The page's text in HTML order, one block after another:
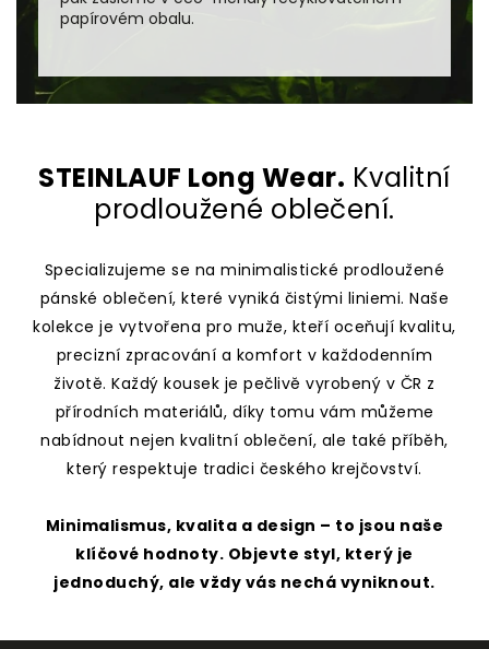
papírovém obalu.
STEINLAUF Long Wear. Kvalitní
prodloužené oblečení.
Specializujeme se na minimalistické prodloužené
pánské oblečení, které vyniká čistými liniemi. Naše
kolekce je vytvořena pro muže, kteří oceňují kvalitu,
precizní zpracování a komfort v každodenním
životě. Každý kousek je pečlivě vyrobený v ČR z
přírodních materiálů, díky tomu vám můžeme
nabídnout nejen kvalitní oblečení, ale také příběh,
který respektuje tradici českého krejčovství.
Minimalismus, kvalita a design – to jsou naše
klíčové hodnoty. Objevte styl, který je
jednoduchý, ale vždy vás nechá vyniknout.